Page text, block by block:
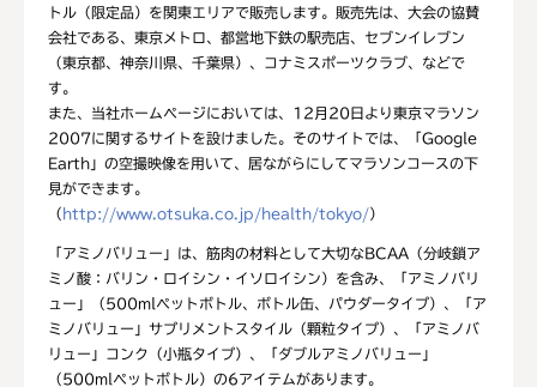
トル（限定品）を関東エリアで販売します。販売先は、大会の協賛
会社である、東京メトロ、都営地下鉄の駅売店、セブンイレブン
（東京都、神奈川県、千葉県）、コナミスポーツクラブ、などで
す。
また、当社ホームページにおいては、12月20日より東京マラソン
2007に関するサイトを設けました。そのサイトでは、「Google
Earth」の空撮映像を用いて、居ながらにしてマラソンコースの下
見ができます。
（ http://www.otsuka.co.jp/health/tokyo/）
「アミノバリュー」は、筋肉の材料として大切なBCAA（分岐鎖ア
ミノ酸：バリン・ロイシン・イソロイシン）を含み、「アミノバリ
ュー」（500mlペットボトル、ボトル缶、パウダータイプ）、「ア
ミノバリュー」サプリメントスタイル（顆粒タイプ）、「アミノバ
リュー」コンク（小瓶タイプ）、「ダブルアミノバリュー」
（500mlペットボトル）の6アイテムがあります。